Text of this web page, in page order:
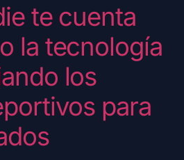
te cuenta
la tecnología
los
para